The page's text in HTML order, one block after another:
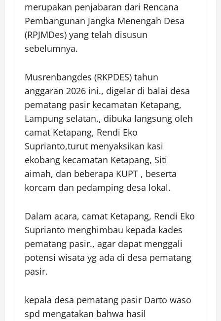
merupakan penjabaran dari Rencana
Pembangunan Jangka Menengah Desa
(RPJMDes) yang telah disusun
sebelumnya.
Musrenbangdes (RKPDES) tahun
anggaran 2026 ini., digelar di balai desa
pematang pasir kecamatan Ketapang,
Lampung selatan., dibuka langsung oleh
camat Ketapang, Rendi Eko
Suprianto,turut menyaksikan kasi
ekobang kecamatan Ketapang, Siti
aimah, dan beberapa KUPT , beserta
korcam dan pedamping desa lokal.
Dalam acara, camat Ketapang, Rendi Eko
Suprianto menghimbau kepada kades
pematang pasir., agar dapat menggali
potensi wisata yg ada di desa pematang
pasir.
kepala desa pematang pasir Darto waso
spd mengatakan bahwa hasil